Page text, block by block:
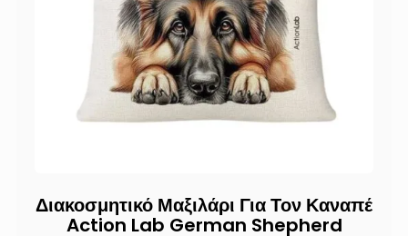
Διακοσμητικό Μαξιλάρι Για Τον Καναπέ
Action Lab German Shepherd